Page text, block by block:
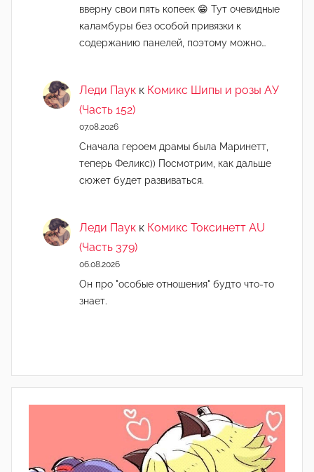
вверну свои пять копеек 😁 Тут очевидные
каламбуры без особой привязки к
содержанию панелей, поэтому можно…
Леди Паук к Комикс Шипы и розы АУ
(Часть 152)
07.08.2026
Сначала героем драмы была Маринетт,
теперь Феликс)) Посмотрим, как дальше
сюжет будет развиваться.
Леди Паук к Комикс Токсинетт AU
(Часть 379)
06.08.2026
Он про "особые отношения" будто что-то
знает.